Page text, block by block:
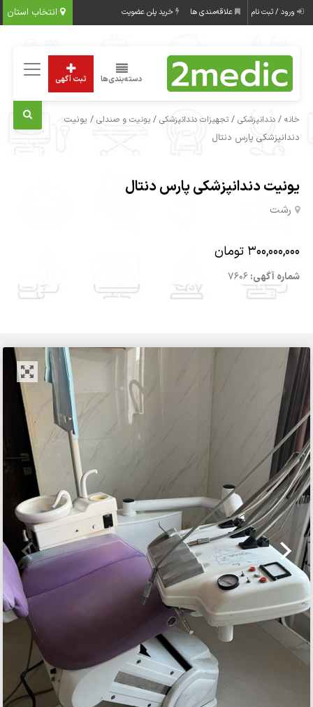
انتخاب استان ورود / ثبت نام علاقه‌مندی ها خرید پلن عضویت
دسته‌بندی‌ها ثبت آگهی
خانه /دندانپزشکی /تجهیزات دندانپزشکی /یونیت و صندلی / یونیت
دندانپزشکی پارس دنتال
یونیت دندانپزشکی پارس دنتال
رشت
300,000,000 تومان
شماره آگهی:7606